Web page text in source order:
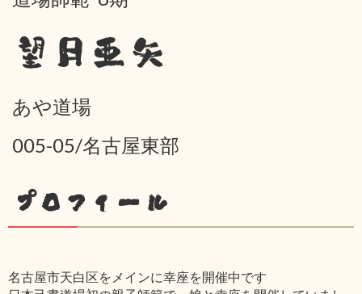
望月亜矢
あや道場
005-05/名古屋東部
プロフィール
名古屋市天白区をメインに幸座を開催中です